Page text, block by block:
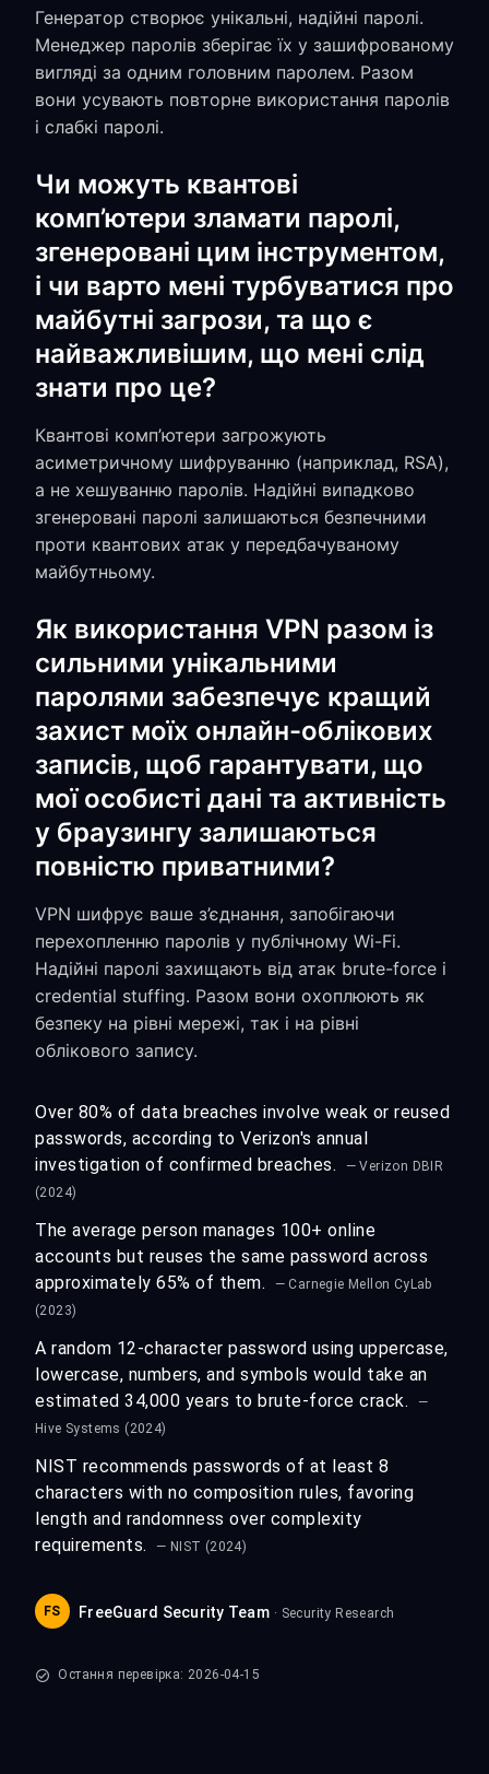
Генератор створює унікальні, надійні паролі.
Менеджер паролів зберігає їх у зашифрованому
вигляді за одним головним паролем. Разом
вони усувають повторне використання паролів
і слабкі паролі.
Чи можуть квантові
комп’ютери зламати паролі,
згенеровані цим інструментом,
і чи варто мені турбуватися про
майбутні загрози, та що є
найважливішим, що мені слід
знати про це?
Квантові комп’ютери загрожують
асиметричному шифруванню (наприклад, RSA),
а не хешуванню паролів. Надійні випадково
згенеровані паролі залишаються безпечними
проти квантових атак у передбачуваному
майбутньому.
Як використання VPN разом із
сильними унікальними
паролями забезпечує кращий
захист моїх онлайн-облікових
записів, щоб гарантувати, що
мої особисті дані та активність
у браузингу залишаються
повністю приватними?
VPN шифрує ваше з’єднання, запобігаючи
перехопленню паролів у публічному Wi-Fi.
Надійні паролі захищають від атак brute-force і
credential stuffing. Разом вони охоплюють як
безпеку на рівні мережі, так і на рівні
облікового запису.
Over 80% of data breaches involve weak or reused
passwords, according to Verizon's annual
investigation of confirmed breaches.
— Verizon DBIR
(2024)
The average person manages 100+ online
accounts but reuses the same password across
approximately 65% of them.
— Carnegie Mellon CyLab
(2023)
A random 12-character password using uppercase,
lowercase, numbers, and symbols would take an
estimated 34,000 years to brute-force crack.
—
Hive Systems (2024)
NIST recommends passwords of at least 8
characters with no composition rules, favoring
length and randomness over complexity
requirements.
— NIST (2024)
FS FreeGuard Security Team · Security Research
Остання перевірка: 2026-04-15